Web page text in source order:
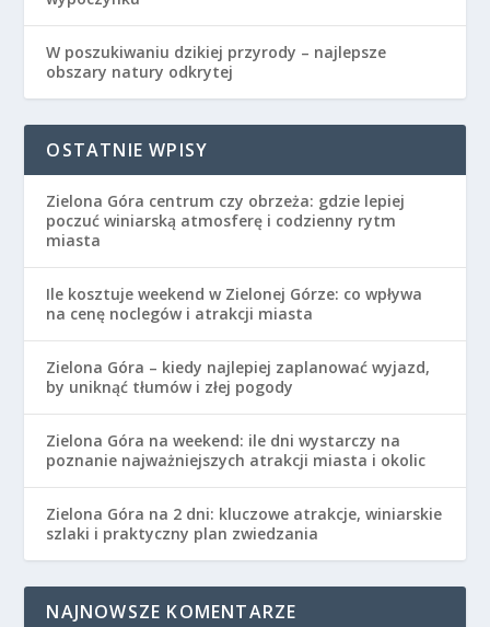
W poszukiwaniu dzikiej przyrody – najlepsze
obszary natury odkrytej
OSTATNIE WPISY
Zielona Góra centrum czy obrzeża: gdzie lepiej
poczuć winiarską atmosferę i codzienny rytm
miasta
Ile kosztuje weekend w Zielonej Górze: co wpływa
na cenę noclegów i atrakcji miasta
Zielona Góra – kiedy najlepiej zaplanować wyjazd,
by uniknąć tłumów i złej pogody
Zielona Góra na weekend: ile dni wystarczy na
poznanie najważniejszych atrakcji miasta i okolic
Zielona Góra na 2 dni: kluczowe atrakcje, winiarskie
szlaki i praktyczny plan zwiedzania
NAJNOWSZE KOMENTARZE